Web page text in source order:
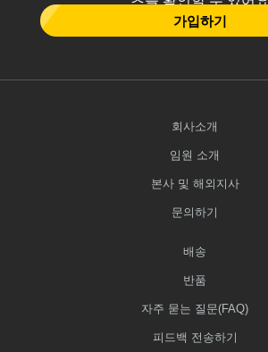
가입하기
회사소개
임원 소개
본사 및 해외지사
문의하기
배송
반품
자주 묻는 질문(FAQ)
피드백 전송하기